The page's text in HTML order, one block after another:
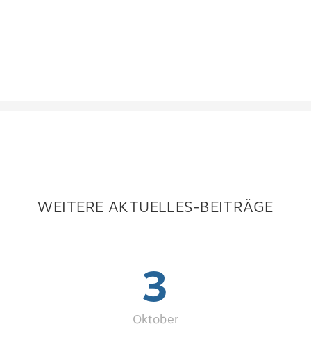
WEITERE AKTUELLES-BEITRÄGE
3
Oktober